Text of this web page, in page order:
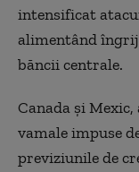
intensificat
alimentând
băncii centrale.
Canada şi
vamale impuse
previziunile de